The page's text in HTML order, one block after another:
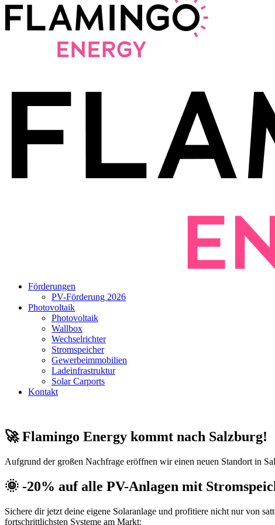
Förderungen
PV-Förderung 2026
Photovoltaik
Photovoltaik
Wallbox
Wechselrichter
Stromspeicher
Gewerbeimmobilien
Ladeinfrastruktur
Solar Carports
Kontakt
🚀 Flamingo Energy kommt nach Salzburg!
Aufgrund der großen Nachfrage eröffnen wir einen neuen Standort in
🌞 -20% auf alle PV-Anlagen mit
Sichere dir jetzt deine eigene Solaranlage und profitiere nicht nur von
fortschrittlichsten Systeme am Markt: